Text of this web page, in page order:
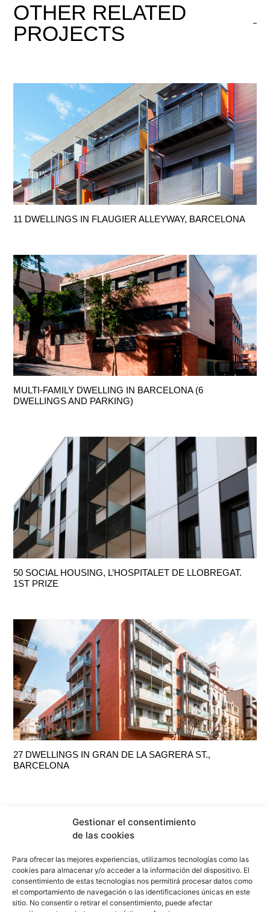
Gestionar el consentimiento
de las cookies
Para ofrecer las mejores experiencias, utilizamos tecnologías como las
cookies para almacenar y/o acceder a la información del dispositivo. El
consentimiento de estas tecnologías nos permitirá procesar datos como
el comportamiento de navegación o las identificaciones únicas en este
sitio. No consentir o retirar el consentimiento, puede afectar
OTHER RELATED
PROJECTS
11 DWELLINGS IN FLAUGIER ALLEYWAY, BARCELONA
MULTI-FAMILY DWELLING IN BARCELONA (6
DWELLINGS AND PARKING)
50 SOCIAL HOUSING, L’HOSPITALET DE LLOBREGAT.
1ST PRIZE
27 DWELLINGS IN GRAN DE LA SAGRERA ST.,
BARCELONA